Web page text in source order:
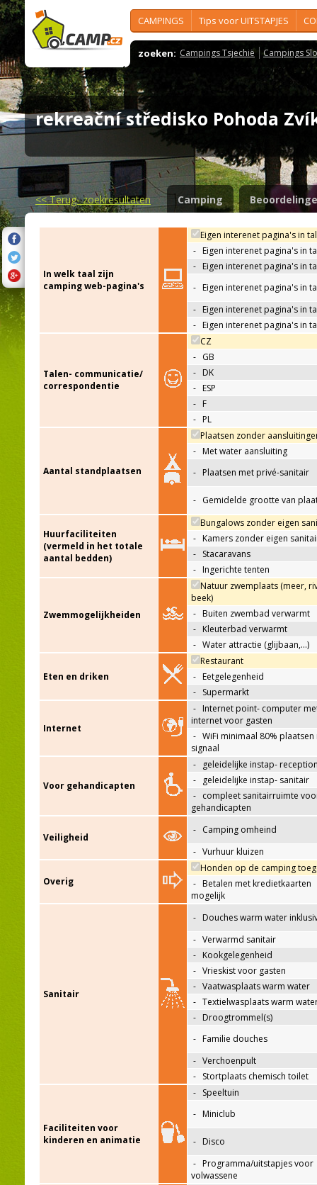
CAMPINGS Tips voor UITSTAPJES
zoeken: Campings Tsjechië Campings
rekreační středisko Pohoda
<<Terug- zoekresultaten Camping
In welk taal zijn
camping web-pagina's
Eigen interenet pagina's in
- Eigen interenet pagina's in
- Eigen interenet pagina's in
- Eigen interenet pagina's in
- Eigen interenet pagina's in
- Eigen interenet pagina's in
Talen- communicatie/
correspondentie
CZ
- GB
- DK
- ESP
- F
- PL
Aantal standplaatsen
Plaatsen zonder
- Met water aansluiting
- Plaatsen met privé-sanitair
- Gemidelde grootte van
Huurfaciliteiten
(vermeld in het totale
aantal bedden)
Bungalows zonder eigen
- Kamers zonder eigen
- Stacaravans
- Ingerichte tenten
Zwemmogelijkheiden
Natuur zwemplaats (meer,
beek)
- Buiten zwembad verwarmt
- Kleuterbad verwarmt
- Water attractie (glijbaan,…)
Eten en driken
Restaurant
- Eetgelegenheid
- Supermarkt
Internet
- Internet point- computer
internet voor gasten
- WiFi minimaal 80% plaatsen
signaal
Voor gehandicapten
-
geleidelijke instap-
-
geleidelijke instap- sanitair
- compleet sanitairruimte
gehandicapten
Veiligheid
- Camping omheind
- Vurhuur kluizen
Overig
Honden op de camping
- Betalen met kredietkaarten
mogelijk
Sanitair
- Douches warm water
- Verwarmd sanitair
- Kookgelegenheid
- Vrieskist voor gasten
- Vaatwasplaats warm water
- Textielwasplaats warm
- Droogtrommel(s)
- Familie douches
- Verchoenpult
- Stortplaats chemisch toilet
Faciliteiten voor
kinderen en animatie
- Speeltuin
- Miniclub
- Disco
- Programma/uitstapjes voor
volwassene